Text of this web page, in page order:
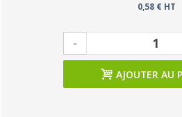
0,58 € HT
-
AJOUTER AU